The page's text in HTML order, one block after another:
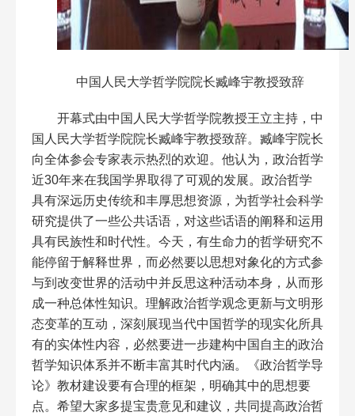
中国人民大学哲学院院长臧峰宇教授致辞
开幕式由中国人民大学哲学院教授王立主持，中
国人民大学哲学院院长臧峰宇教授致辞。臧峰宇院长
向全体参会专家表示热烈的欢迎。他认为，政治哲学
近30年来在我国学界取得了可观的发展。政治哲学
具有深远历史传统和丰厚思想资源，为哲学社会科学
研究提供了一些公共话语，对这些话语的阐释和运用
具有民族性和时代性。今天，有生命力的哲学研究不
能停留于解释世界，而必然要以思想对象化的方式参
与到改变世界的活动中并反思这种活动本身，从而形
成一种总体性知识。理解政治哲学观念更新与文明形
态变革的互动，深刻展现当代中国哲学的现实化所具
有的实体性内容，必然要进一步建构中国自主的政治
哲学知识体系并不断丰富其时代内涵。《政治哲学导
论》教材建设要有合理的框架，明确其中的思想要
点。希望大家多提宝贵意见和建议，共同提高政治哲